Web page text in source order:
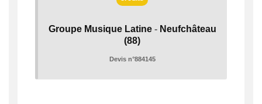
Groupe Musique Latine- Neufchâteau
(88)
Devis n°884145